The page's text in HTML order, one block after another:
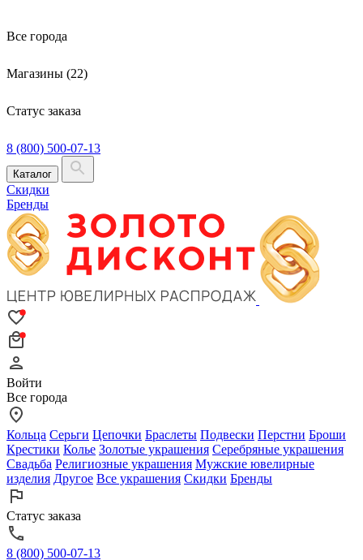
Все города
Магазины (22)
Статус заказа
8 (800) 500-07-13
Каталог
Скидки
Бренды
Войти
Все города
Кольца Серьги Цепочки Браслеты Подвески Перстни Броши
Крестики Колье Золотые украшения Серебряные украшения
Свадьба Религиозные украшения Мужские ювелирные
изделия Другое Все украшения Скидки Бренды
Статус заказа
8 (800) 500-07-13